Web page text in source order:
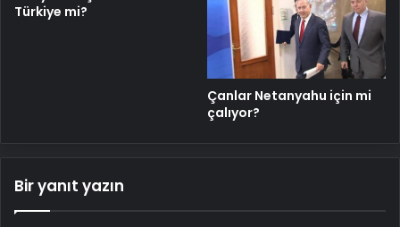
Türkiye mi?
Çanlar Netanyahu için mi
çalıyor?
Bir yanıt yazın